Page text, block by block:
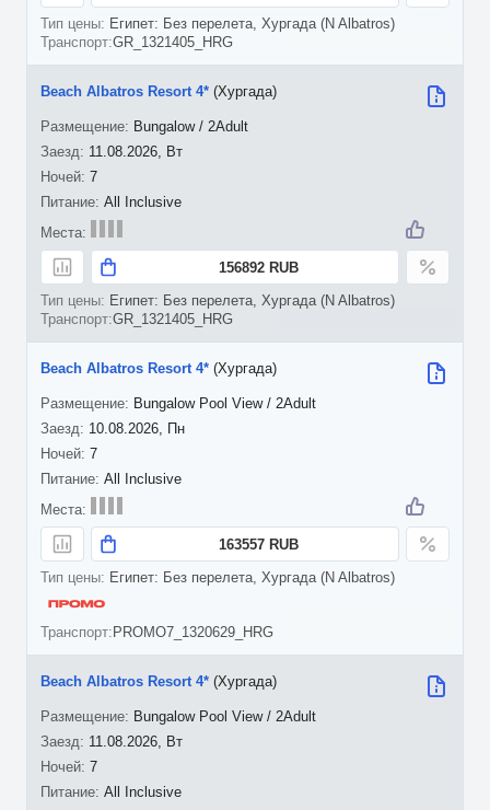
Египет: Без перелета, Хургада (N Albatros)
GR_1321405_HRG
11.08.2026, Вт
7
Beach Albatros Resort 4* (Хургада)
Bungalow / 2Adult
All Inclusive
156892 RUB
Египет: Без перелета, Хургада (N Albatros)
GR_1321405_HRG
10.08.2026, Пн
7
Beach Albatros Resort 4* (Хургада)
Bungalow Pool View / 2Adult
All Inclusive
163557 RUB
Египет: Без перелета, Хургада (N Albatros)
PROMO7_1320629_HRG
11.08.2026, Вт
7
Beach Albatros Resort 4* (Хургада)
Bungalow Pool View / 2Adult
All Inclusive